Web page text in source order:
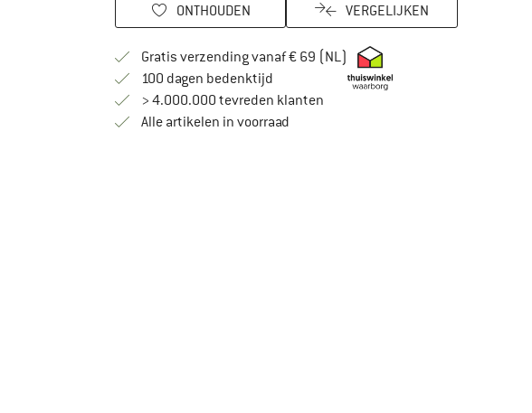
ONTHOUDEN VERGELIJKEN
Gratis verzending vanaf € 69 (NL) Vind hier de
100 dagen bedenktijdVind de betalingsinformatie hier! Opent in
> 4.000.000 tevreden klanten
Alle artikelen in voorraad